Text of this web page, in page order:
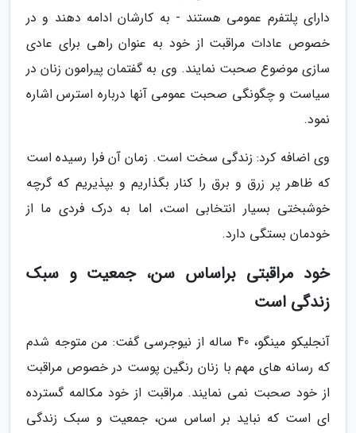
دارای پلتفرم عمومی هستند - به کارشان ادامه دهند و در
خصوص عادات مراقبت از خود به عنوان راهی برای عادی
سازی موضوع صحبت نمایند. وی به گفتمان پیرامون زنان در
سیاست و چگونگی صحبت عمومی آنها درباره استرس اشاره
نمود.
وی اضافه کرد: زندگی سخت است. زمان آن فرا رسیده است
که ظاهر پر زرق و برق را کنار بگذاریم و بپذیریم که گرچه
خوشبختی بسیار انتخابی است، اما به درک فردی ما از
خودمان بستگی دارد.
خود مراقبتی براساس سن، جمعیت و سبک
زندگی است
آنجلیکو مینگو، 40 ساله از نیوجرسی گفت: من متوجه شدم
که رسانه های مهم با زنان رنگین پوست در خصوص مراقبت
از خود صحبت نمی نمایند. مراقبت از خود مکالمه گسترده
ای است که نباید بر اساس سن، جمعیت و سبک زندگی